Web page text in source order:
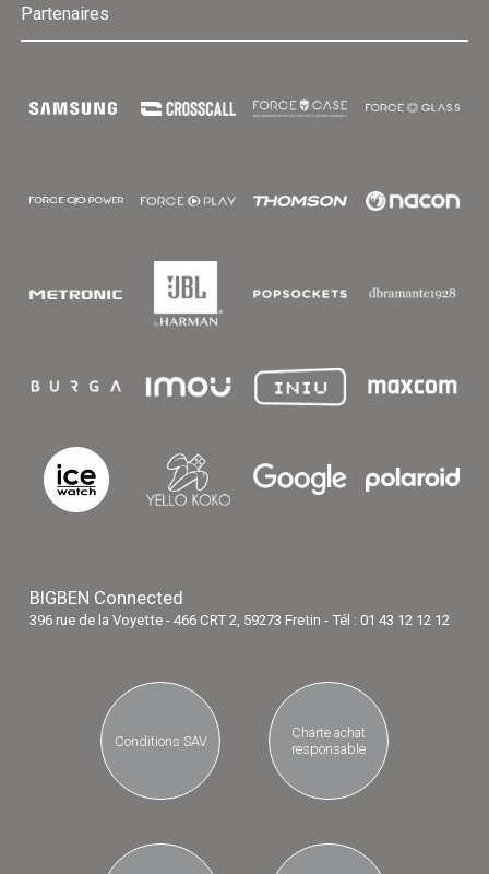
Partenaires
BIGBEN Connected
396 rue de la Voyette - 466 CRT 2, 59273 Fretin - Tél : 01 43 12 12 12
Conditions SAV
Charte achat
responsable